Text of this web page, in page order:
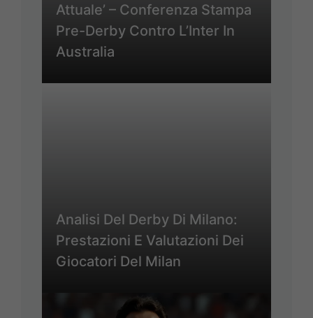
Attuale’ – Conferenza Stampa
Pre-Derby Contro L’Inter In
Australia
Analisi Del Derby Di Milano:
Prestazioni E Valutazioni Dei
Giocatori Del Milan